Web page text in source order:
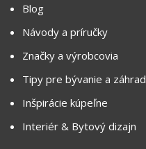
Blog
Návody a príručky
Značky a výrobcovia
Tipy pre bývanie a
Inšpirácie kúpeľne
Interiér & Bytový dizajn